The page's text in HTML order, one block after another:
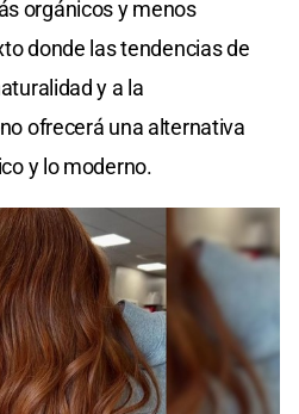
orgánicos y menos
donde las tendencias de
y a la
ofrecerá una alternativa
y lo moderno.